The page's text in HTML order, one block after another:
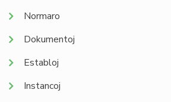
Normaro
Dokumentoj
Establoj
Instancoj